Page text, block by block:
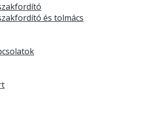
és tolmács